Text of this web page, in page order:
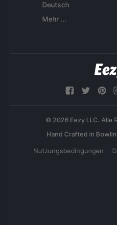
Deutsch
Mehr ...
© 2026 Eezy LLC. Alle
Nutzungsbedingungen